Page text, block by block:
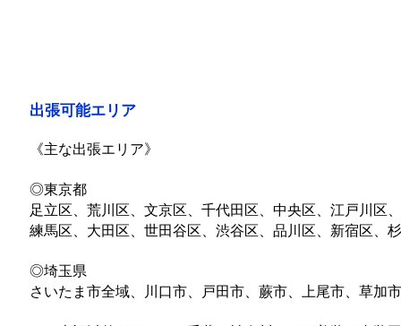
出張可能エリア
《主な出張エリア》
◎東京都
足立区、荒川区、文京区、千代田区、中央区、江戸川区
練馬区、大田区、世田谷区、渋谷区、品川区、新宿区、
◎埼玉県
さいたま市全域、川口市、戸田市、蕨市、上尾市、草加